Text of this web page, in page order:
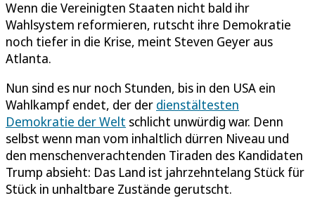
Wenn die Vereinigten Staaten nicht bald ihr
Wahlsystem reformieren, rutscht ihre Demokratie
noch tiefer in die Krise, meint Steven Geyer aus
Atlanta.
Nun sind es nur noch Stunden, bis in den USA ein
Wahlkampf endet, der der dienstältesten
Demokratie der Welt schlicht unwürdig war. Denn
selbst wenn man vom inhaltlich dürren Niveau und
den menschenverachtenden Tiraden des Kandidaten
Trump absieht: Das Land ist jahrzehntelang Stück für
Stück in unhaltbare Zustände gerutscht.